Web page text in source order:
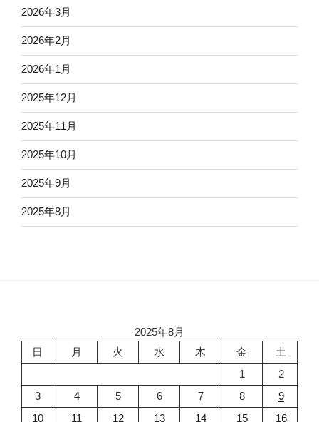
2026年3月
2026年2月
2026年1月
2025年12月
2025年11月
2025年10月
2025年9月
2025年8月
2025年8月
日
月 火 水 木 金
土
1
2
3
4 5 6 7 8
9
10
11 12 13 14 15 16